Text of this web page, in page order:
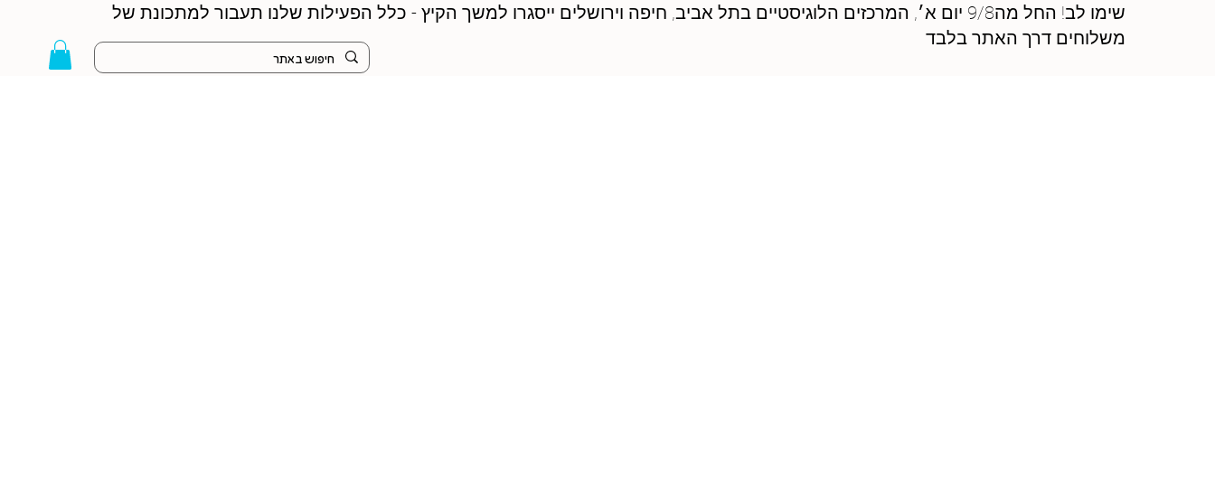
שימו לב! החל מה9/8 יום א׳, המרכזים הלוגיסטיים בתל אביב, חיפה וירושלים ייסגרו למשך הקיץ - כלל הפעילות שלנו תעבור למתכונת של
משלוחים דרך האתר בלבד